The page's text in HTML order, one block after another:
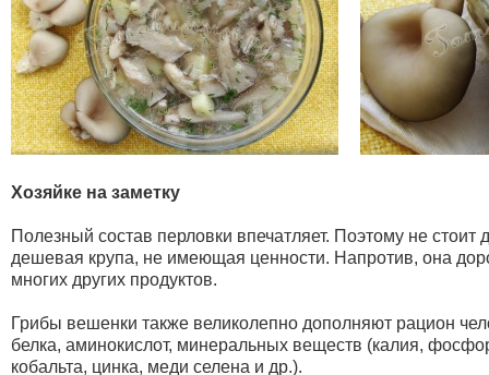
Хозяйке на заметку
Полезный состав перловки впечатляет. Поэтому не стоит
дешевая крупа, не имеющая ценности. Напротив, она
многих других продуктов.
Грибы вешенки также великолепно дополняют рацион
белка, аминокислот, минеральных веществ (калия,
кобальта, цинка, меди селена и др.).